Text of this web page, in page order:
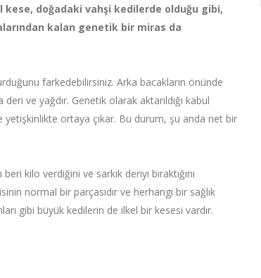
kese, doğadaki vahşi kedilerde olduğu gibi,
kalan genetik bir miras da
farkedebilirsiniz. Arka bacakların önünde
ve yağdır. Genetik olarak aktarıldığı kabul
ortaya çıkar. Bu durum, şu anda net bir
kilo verdiğini ve sarkık deriyi bıraktığını
normal bir parçasıdır ve herhangi bir sağlık
gibi büyük kedilerin de ilkel bir kesesi vardır.